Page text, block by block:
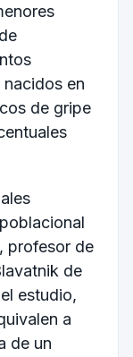
en
de gripe
profesor de
de
estudio,
a
de un